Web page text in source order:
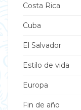
Costa Rica
Cuba
El Salvador
Estilo de vida
Europa
Fin de año